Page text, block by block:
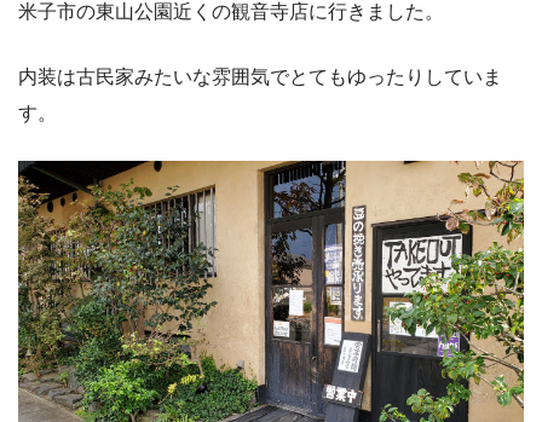
米子市の東山公園近くの観音寺店に行きました。
内装は古民家みたいな雰囲気でとてもゆったりしていま
す。